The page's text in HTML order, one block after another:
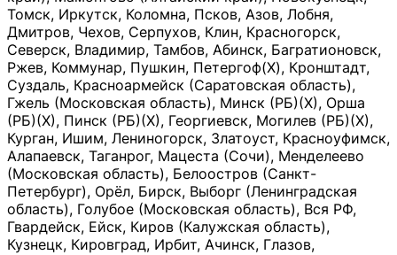
Томск, Иркутск, Коломна, Псков, Азов, Лобня,
Дмитров, Чехов, Серпухов, Клин, Красногорск,
Северск, Владимир, Тамбов, Абинск, Багратионовск,
Ржев, Коммунар, Пушкин, Петергоф(Х), Кронштадт,
Суздаль, Красноармейск (Саратовская область),
Гжель (Московская область), Минск (РБ)(Х), Орша
(РБ)(Х), Пинск (РБ)(Х), Георгиевск, Могилев (РБ)(Х),
Курган, Ишим, Лениногорск, Златоуст, Красноуфимск,
Алапаевск, Таганрог, Мацеста (Сочи), Менделеево
(Московская область), Белоостров (Санкт-
Петербург), Орёл, Бирск, Выборг (Ленинградская
область), Голубое (Московская область), Вся РФ,
Гвардейск, Ейск, Киров (Калужская область),
Кузнецк, Кировград, Ирбит, Ачинск, Глазов,